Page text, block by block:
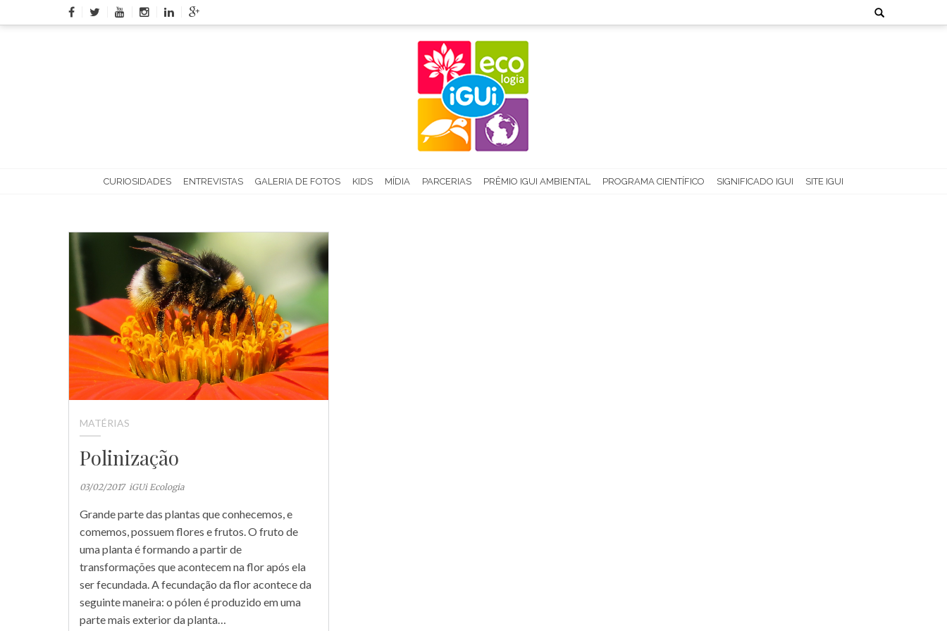
to
Search
for:
CURIOSIDADES ENTREVISTAS GALERIA DE FOTOS KIDS MÍDIA PARCERIAS PRÊMIO IGUI AMBIENTAL PROGRAMA CIENTÍFICO SIGNIFICADO IGUI SITE IGUI
MATÉRIAS
Polinização
03/02/2017 iGUi Ecologia
Grande parte das plantas que conhecemos, e
comemos, possuem flores e frutos. O fruto de
uma planta é formando a partir de
transformações que acontecem na flor após ela
ser fecundada. A fecundação da flor acontece da
seguinte maneira: o pólen é produzido em uma
parte mais exterior da planta…